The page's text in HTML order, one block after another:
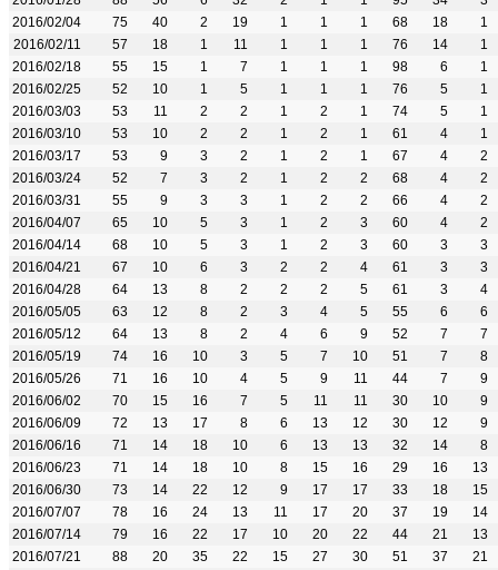
2016/02/04
75 40 2 19 1 1 1 68 18
1
2016/02/11
57 18 1 11 1 1 1 76 14
1
2016/02/18
55 15 1 7 1 1 1 98 6
1
2016/02/25
52 10 1 5 1 1 1 76 5
1
2016/03/03
53 11 2 2 1 2 1 74 5
1
2016/03/10
53 10 2 2 1 2 1 61 4
1
2016/03/17
53 9 3 2 1 2 1 67 4
2
2016/03/24
52 7 3 2 1 2 2 68 4
2
2016/03/31
55 9 3 3 1 2 2 66 4
2
2016/04/07
65 10 5 3 1 2 3 60 4
2
2016/04/14
68 10 5 3 1 2 3 60 3
3
2016/04/21
67 10 6 3 2 2 4 61 3
3
2016/04/28
64 13 8 2 2 2 5 61 3
4
2016/05/05
63 12 8 2 3 4 5 55 6
6
2016/05/12
64 13 8 2 4 6 9 52 7
7
2016/05/19
74 16 10 3 5 7 10 51 7
8
2016/05/26
71 16 10 4 5 9 11 44 7
9
2016/06/02
70 15 16 7 5 11 11 30 10
9
2016/06/09
72 13 17 8 6 13 12 30 12
9
2016/06/16
71 14 18 10 6 13 13 32 14
8
2016/06/23
71 14 18 10 8 15 16 29 16
13
2016/06/30
73 14 22 12 9 17 17 33 18
15
2016/07/07
78 16 24 13 11 17 20 37 19
14
2016/07/14
79 16 22 17 10 20 22 44 21
13
2016/07/21
88 20 35 22 15 27 30 51 37
21